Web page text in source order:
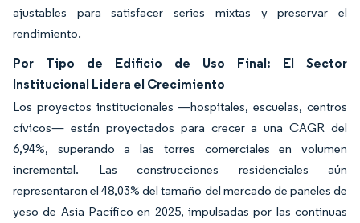
ajustables para satisfacer series mixtas y preservar el
rendimiento.
Por Tipo de Edificio de Uso Final: El Sector
Institucional Lidera el Crecimiento
Los proyectos institucionales —hospitales, escuelas, centros
cívicos— están proyectados para crecer a una CAGR del
6,94%, superando a las torres comerciales en volumen
incremental. Las construcciones residenciales aún
representaron el 48,03% del tamaño del mercado de paneles de
yeso de Asia Pacífico en 2025, impulsadas por las continuas